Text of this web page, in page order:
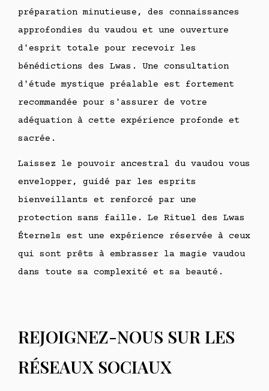
préparation minutieuse, des connaissances
approfondies du vaudou et une ouverture
d'esprit totale pour recevoir les
bénédictions des Lwas. Une consultation
d'étude mystique préalable est fortement
recommandée pour s'assurer de votre
adéquation à cette expérience profonde et
sacrée.
Laissez le pouvoir ancestral du vaudou vous
envelopper, guidé par les esprits
bienveillants et renforcé par une
protection sans faille. Le Rituel des Lwas
Éternels est une expérience réservée à ceux
qui sont prêts à embrasser la magie vaudou
dans toute sa complexité et sa beauté.
REJOIGNEZ-NOUS SUR LES
RÉSEAUX SOCIAUX